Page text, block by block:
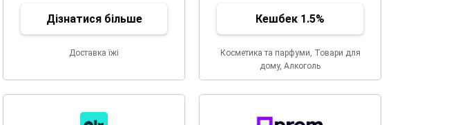
Дізнатися більше
Доставка їжі
Кешбек 1.5%
Косметика та парфуми, Товари для
дому, Алкоголь